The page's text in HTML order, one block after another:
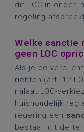
dit LOC in
regeling
Welke sanctie
geen LOC
Als je de
richten (art. 12
nalaat LOC-
huishoudelijk
regering een
bestaan uit de